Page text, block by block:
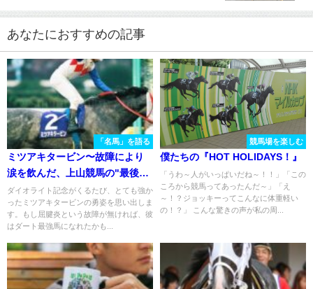
あなたにおすすめの記事
「名馬」を語る
ミツアキタービン〜故障により
涙を飲んだ、上山競馬の"最後の
大物"〜
ダイオライト記念がくるたび、とても強か
ったミツアキタービンの勇姿を思い出しま
す。もし屈腱炎という故障が無ければ、彼
はダート最強馬になれたかも...
競馬場を楽しむ
僕たちの『HOT HOLIDAYS！』
「うわ～人がいっぱいだね～！！」「この
ころから競馬ってあったんだ～」「え
～！？ジョッキーってこんなに体重軽い
の！？」 こんな驚きの声が私の周...